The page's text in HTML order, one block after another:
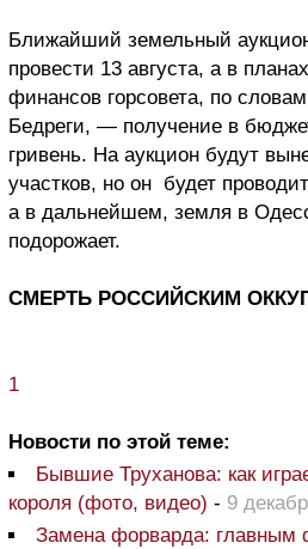
Ближайший земельный
провести 13 августа, а в
финансов горсовета, по
Бедреги, — получение в
гривень. На аукцион будут
участков, но он будет
а в дальнейшем, земля в
подорожает.
СМЕРТЬ РОССИЙСКИМ
1
Новости по этой теме:
Бывшие Труханова: как
короля (фото, видео) - 9
Замена форварда: главным